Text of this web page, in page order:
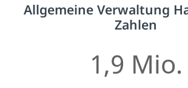
Allgemeine Verwaltung
Zahlen
1,9 Mio.